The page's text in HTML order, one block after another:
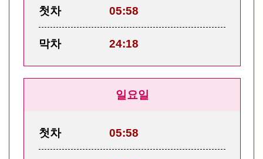
첫차 05:58
막차 24:18
일요일
첫차 05:58